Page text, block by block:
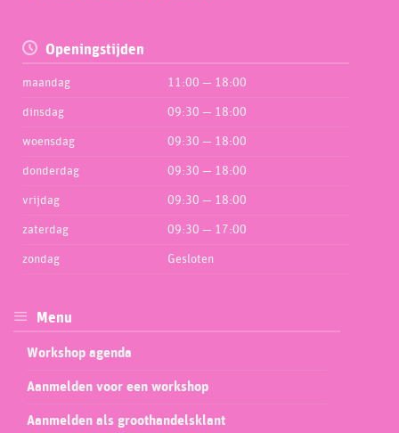
Openingstijden
maandag 11:00 — 18:00
dinsdag 09:30 — 18:00
woensdag 09:30 — 18:00
donderdag 09:30 — 18:00
vrijdag 09:30 — 18:00
zaterdag 09:30 — 17:00
zondag Gesloten
Menu
Workshop agenda
Aanmelden voor een workshop
Aanmelden als groothandelsklant